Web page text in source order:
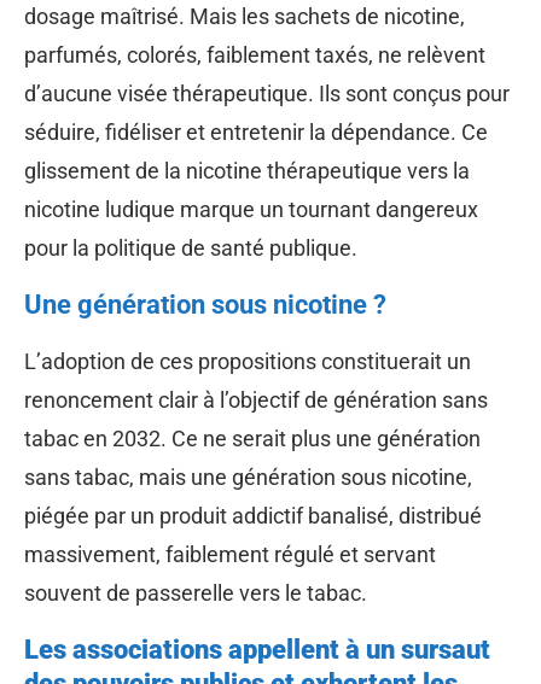
dosage maîtrisé. Mais les sachets de nicotine,
parfumés, colorés, faiblement taxés, ne relèvent
d’aucune visée thérapeutique. Ils sont conçus pour
séduire, fidéliser et entretenir la dépendance. Ce
glissement de la nicotine thérapeutique vers la
nicotine ludique marque un tournant dangereux
pour la politique de santé publique.
Une génération sous nicotine ?
L’adoption de ces propositions constituerait un
renoncement clair à l’objectif de génération sans
tabac en 2032. Ce ne serait plus une génération
sans tabac, mais une génération sous nicotine,
piégée par un produit addictif banalisé, distribué
massivement, faiblement régulé et servant
souvent de passerelle vers le tabac.
Les associations appellent à un sursaut